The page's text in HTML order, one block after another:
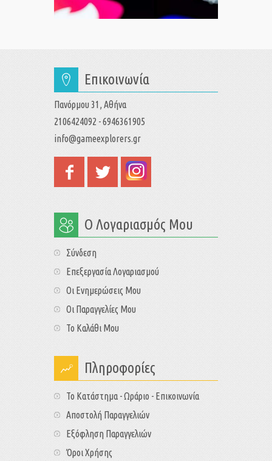
Επικοινωνία
Πανόρμου 31, Αθήνα
2106424092 - 6946361905
info@gameexplorers.gr
Ο Λογαριασμός Μου
Σύνδεση
Επεξεργασία Λογαριασμού
Οι Ενημερώσεις Μου
Οι Παραγγελίες Μου
Το Καλάθι Μου
Πληροφορίες
Το Κατάστημα - Ωράριο - Επικοινωνία
Αποστολή Παραγγελιών
Εξόφληση Παραγγελιών
Όροι Χρήσης